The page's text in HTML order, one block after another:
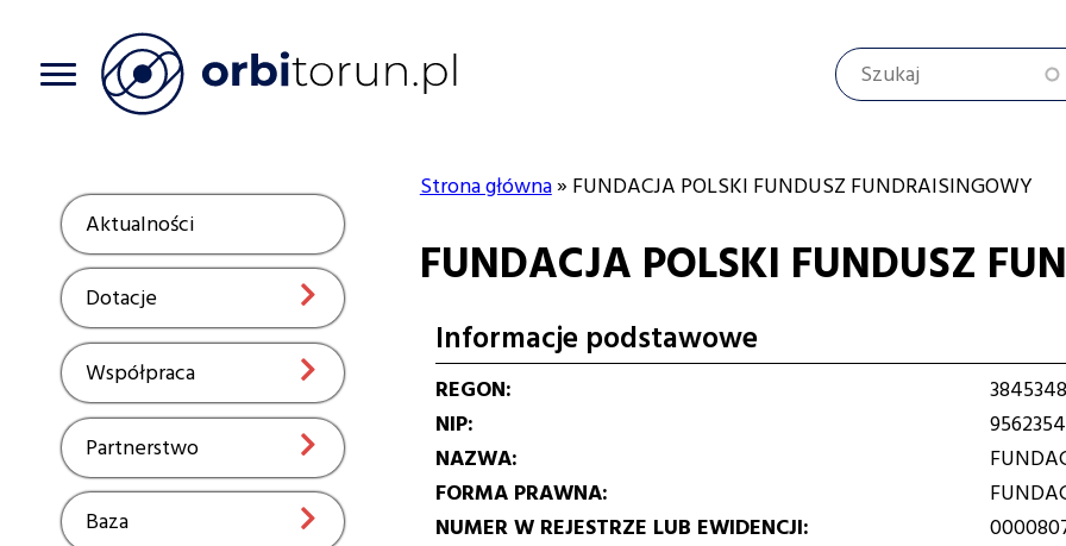
Szukaj
Aktualności Show
Dotacje Show
Współpraca Show
Partnerstwo Show
Baza Show
nawigacyjna
Strona główna FUNDACJA POLSKI FUNDUSZ FUNDRAISINGOWY
FUNDACJA POLSKI FUNDUSZ
Informacje podstawowe
REGON
NIP
NAZWA
FORMA PRAWNA
NUMER W REJESTRZE LUB EWIDENCJI